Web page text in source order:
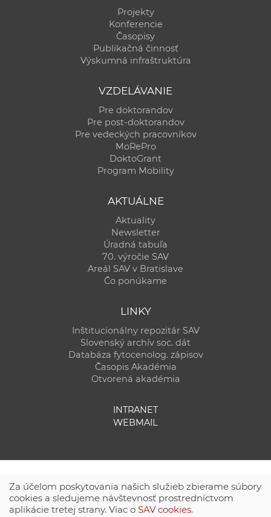
Projekty
Konferencie
Časopisy
Publikačná činnosť
Výskumná infraštruktúra
VZDELÁVANIE
Pre doktorandov
Pre post-doktorandov
Pre vedeckých pracovníkov
MoRePro
DoktoGrant
Program Mobility
AKTUÁLNE
Aktuality
Newsletter
Úradná tabuľa
70. výročie SAV
Areál SAV v Bratislave
Čo ponúkame
LINKY
Inštitucionálny repozitár SAV
Slovenský archív soc. dát
Databáza fytocenolog. zápisov
Časopis Akadémia
Otvorená akadémia
INTRANET
WEBMAIL
Za účelom poskytovania našich služieb zbierame súbory
cookies a sledujeme návštevnosť prostredníctvom
aplikácie tretej strany. Viac o SAV cookies.